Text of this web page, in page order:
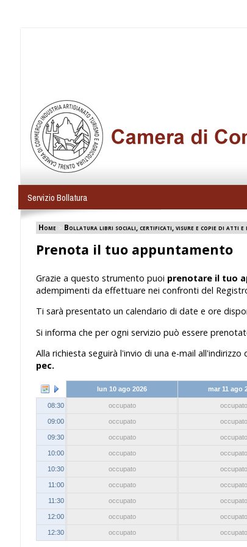
Servizio Bollatura
Home > Bollatura libri sociali, certificati, visure e copie di atti e
Prenota il tuo appuntamento
Grazie a questo strumento puoi prenotare il tuo
adempimenti da effettuare nei confronti del
Ti sarà presentato un calendario di date e ore
Si informa che per ogni servizio può essere
Alla richiesta seguirà l'invio di una e-mail
pec.
lun 10 ago 2026 mar 11 ago
08:30 occupato occupato
09:00 occupato occupato
09:30 occupato occupato
10:00 occupato occupato
10:30 occupato occupato
11:00 occupato occupato
11:30 occupato occupato
12:00 occupato occupato
12:30 occupato occupato